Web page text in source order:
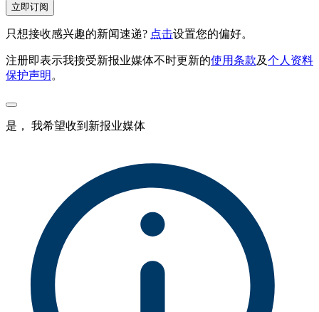
立即订阅
只想接收感兴趣的新闻速递? 点击设置您的偏好。
注册即表示我接受新报业媒体不时更新的使用条款及个人资料
保护声明 。
是， 我希望收到新报业媒体